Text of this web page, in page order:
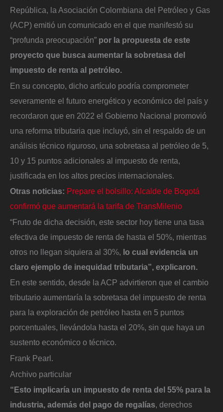
República, la Asociación Colombiana del Petróleo y Gas
(ACP) emitió un comunicado en el que manifestó su
“profunda preocupación” por la propuesta de este
proyecto que busca aumentar la sobretasa del
impuesto de renta al petróleo.
En su concepto, dicho artículo podría comprometer
severamente el futuro energético y económico del país y
recordaron que en 2022 el Gobierno Nacional promovió
una reforma tributaria que incluyó, sin el respaldo de un
análisis técnico riguroso, una sobretasa al petróleo de 5,
10 y 15 puntos adicionales al impuesto de renta,
justificada en los altos precios internacionales.
Otras noticias: Prepare el bolsillo: Alcalde de Bogotá
confirmó que aumentará la tarifa de TransMilenio
“Fruto de dicha decisión, este sector hoy tiene una tasa
efectiva de impuesto de renta de hasta el 50%, mientras
otros no llegan siquiera al 30%, lo cual evidencia un
claro ejemplo de inequidad tributaria”, explicaron.
En este sentido, desde la ACP advirtieron que el cambio
tributario aumentaría la sobretasa del impuesto de renta
para la exploración de petróleo hasta en 5 puntos
porcentuales, llevándola hasta el 20%, sin que haya un
sustento económico o técnico.
Frank Pearl.
Archivo particular
“Esto implicaría un impuesto de renta del 55% para la
industria, además del pago de regalías, derechos